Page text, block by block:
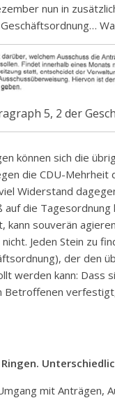
nun in
5, 2 der
können sich die
die CDU-Mehrheit
Widerstand
auf die Tagesordnung
kann souverän
Jeden Stein zu
der den
werden kann: Dass
Betroffenen
mit Anträgen,